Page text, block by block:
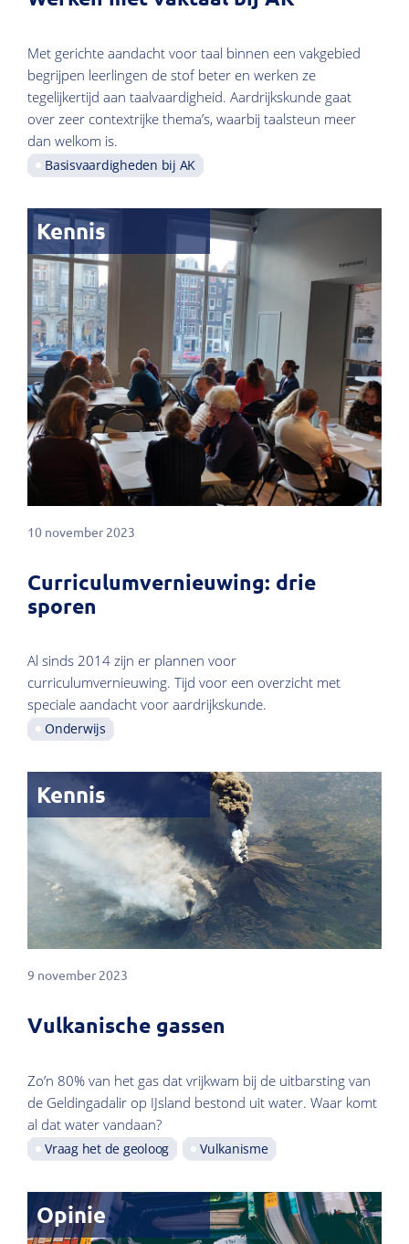
Met gerichte aandacht voor taal binnen een vakgebied
begrijpen leerlingen de stof beter en werken ze
tegelijkertijd aan taalvaardigheid. Aardrijkskunde gaat
over zeer contextrijke thema’s, waarbij taalsteun meer
dan welkom is.
Basisvaardigheden bij AK
Kennis
10 november 2023
Curriculumvernieuwing: drie
sporen
Al sinds 2014 zijn er plannen voor
curriculumvernieuwing. Tijd voor een overzicht met
speciale aandacht voor aardrijkskunde.
Onderwijs
Kennis
9 november 2023
Vulkanische gassen
Zo’n 80% van het gas dat vrijkwam bij de uitbarsting van
de Geldingadalir op IJsland bestond uit water. Waar komt
al dat water vandaan?
Vraag het de geoloog Vulkanisme
Opinie